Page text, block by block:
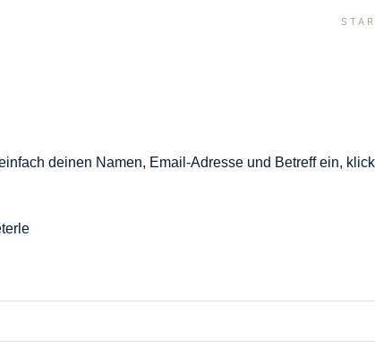
deinen Namen, Email-Adresse und Betreff ein,